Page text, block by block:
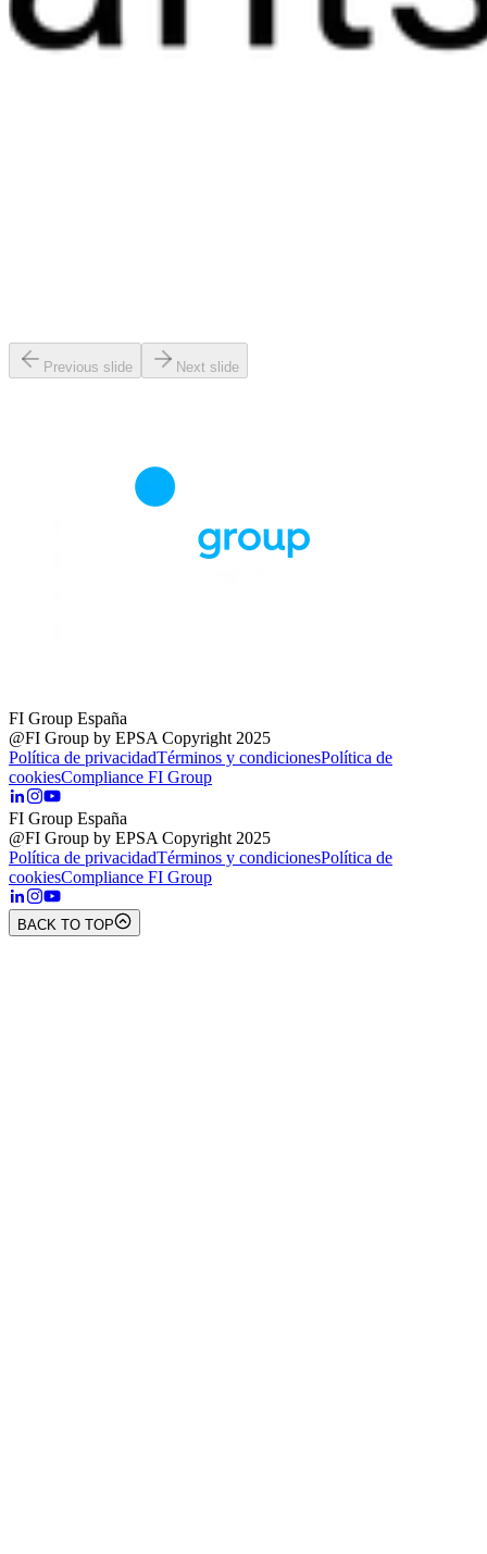
Previous slide Next slide
FI Group España
@FI Group by EPSA Copyright 2025
Política de privacidadTérminos y condicionesPolítica de
cookiesCompliance FI Group
FI Group España
@FI Group by EPSA Copyright 2025
Política de privacidadTérminos y condicionesPolítica de
cookiesCompliance FI Group
BACK TO TOP